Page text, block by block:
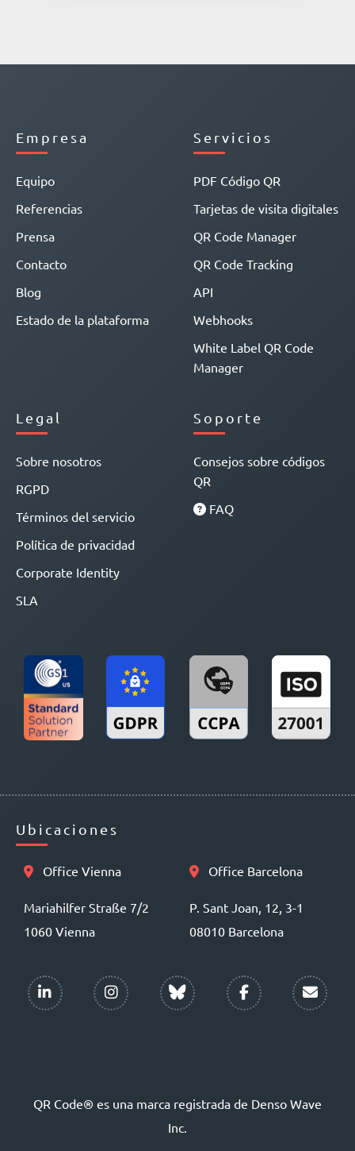
Empresa
Equipo
Referencias
Prensa
Contacto
Blog
Estado de la plataforma
Servicios
PDF Código QR
Tarjetas de visita digitales
QR Code Manager
QR Code Tracking
API
Webhooks
White Label QR Code
Manager
Legal
Sobre nosotros
RGPD
Términos del servicio
Política de privacidad
Corporate Identity
SLA
Soporte
Consejos sobre códigos
QR
FAQ
Ubicaciones
Office Vienna
Mariahilfer Straße 7/2
1060 Vienna
Office Barcelona
P. Sant Joan, 12, 3-1
08010 Barcelona
QR Code® es una marca registrada de Denso Wave
Inc.